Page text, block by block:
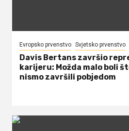
Evropsko prvenstvo Svjetsko prvenstvo
Davis Bertans završio
karijeru: Možda malo boli
nismo završili pobjedom